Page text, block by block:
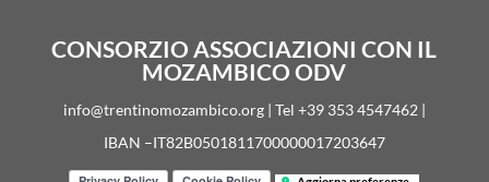
CONSORZIO ASSOCIAZIONI CON IL
MOZAMBICO ODV
info@trentinomozambico.org | Tel +39 353 4547462 |
IBAN –IT82B0501811700000017203647